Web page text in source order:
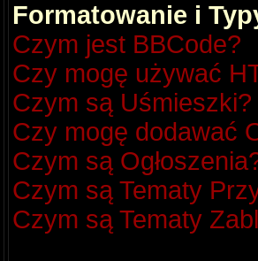
Formatowanie i
Czym jest BBCode?
Czy mogę używać
Czym są Uśmieszki?
Czy mogę dodawać
Czym są
Czym są Tematy
Czym są Tematy